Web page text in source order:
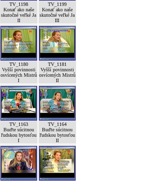
TV_1198
Konať ako naše
skutočné veľké Ja
II
TV_1199
Konať ako naše
skutočné veľké Ja
III
TV_1180
Vyšší povinnosti
osvícených Mistrů
I
TV_1181
Vyšší povinnosti
osvícených Mistrů
II
TV_1163
Buďte súcitnou
ľudskou bytosťou
I
TV_1164
Buďte súcitnou
ľudskou bytosťou
II